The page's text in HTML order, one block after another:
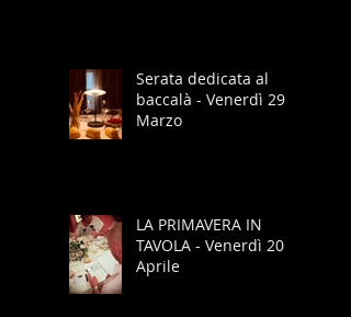
Serata dedicata al
baccalà - Venerdì 29
Marzo
LA PRIMAVERA IN
TAVOLA - Venerdì 20
Aprile